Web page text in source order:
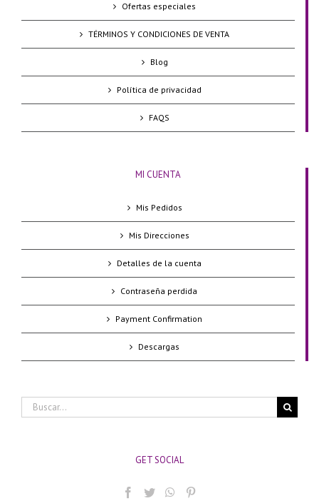
Ofertas especiales
TÉRMINOS Y CONDICIONES DE VENTA
Blog
Política de privacidad
FAQS
MI CUENTA
Mis Pedidos
Mis Direcciones
Detalles de la cuenta
Contraseña perdida
Payment Confirmation
Descargas
Buscar:
GET SOCIAL